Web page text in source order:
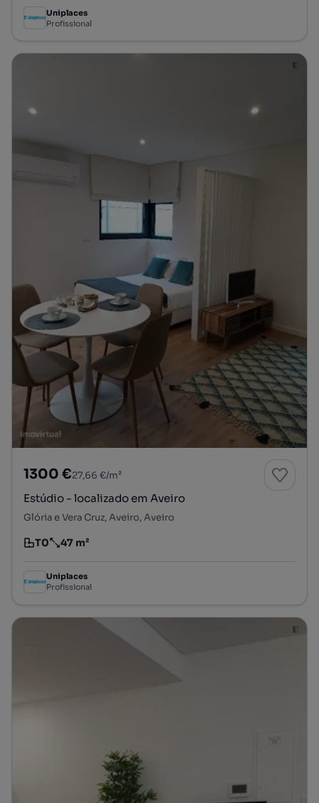
Uniplaces
Profissional
1300 €27,66 €/m²
Estúdio - localizado em Aveiro
Glória e Vera Cruz, Aveiro, Aveiro
Tipologia
T0
Preço por metro quadrado
47 m²
Uniplaces
Profissional